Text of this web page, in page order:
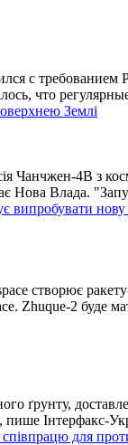
с требованием
что
Землі
Чанчжен-4B з
Нова Влада.
випробувати нову
створює
Zhuque-2 буде
ґрунту,
пише Інтерфакс-
для